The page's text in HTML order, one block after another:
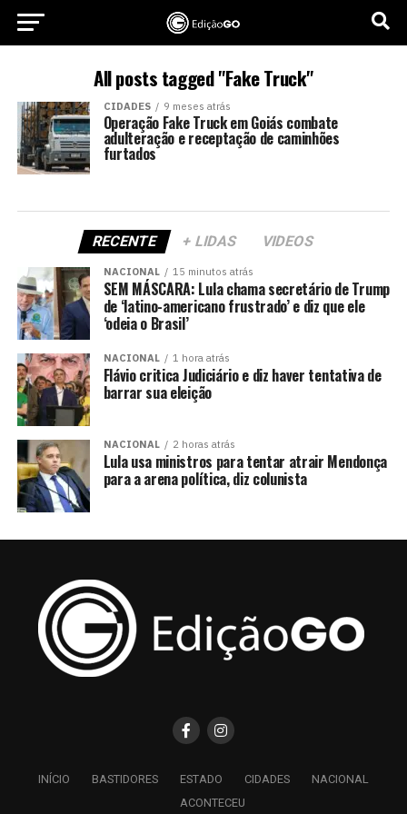
All posts tagged "Fake Truck"
CIDADES 9 meses atrás
Operação Fake Truck em Goiás combate
adulteração e receptação de caminhões
furtados
RECENTE + LIDAS VIDEOS
NACIONAL 15 minutos atrás
SEM MÁSCARA: Lula chama secretário de Trump
de ‘latino-americano frustrado’ e diz que ele
‘odeia o Brasil’
NACIONAL 1 hora atrás
Flávio critica Judiciário e diz haver tentativa de
barrar sua eleição
NACIONAL 2 horas atrás
Lula usa ministros para tentar atrair Mendonça
para a arena política, diz colunista
INÍCIO BASTIDORES ESTADO CIDADES
NACIONAL
ACONTECEU